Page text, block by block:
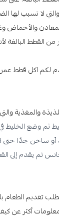
لا تسبب لها
والأحماض
القطط البالغة
لكم اكل قطط
والمغذية
وضع الخليط في
أو ساخن جدًا حتى
ثم يقدم إلى
الطعام
أكثر عن